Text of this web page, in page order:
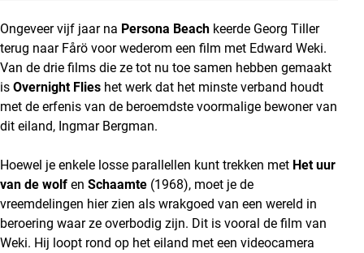
Ongeveer vijf jaar na Persona Beach keerde Georg Tiller
terug naar Fårö voor wederom een film met Edward Weki.
Van de drie films die ze tot nu toe samen hebben gemaakt
is Overnight Flies het werk dat het minste verband houdt
met de erfenis van de beroemdste voormalige bewoner van
dit eiland, Ingmar Bergman.
Hoewel je enkele losse parallellen kunt trekken met Het uur
van de wolf en Schaamte (1968), moet je de
vreemdelingen hier zien als wrakgoed van een wereld in
beroering waar ze overbodig zijn. Dit is vooral de film van
Weki. Hij loopt rond op het eiland met een videocamera